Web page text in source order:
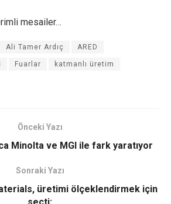
mesailer…
Ali Tamer Ardıç ARED
Fuarlar katmanlı üretim
Önceki Yazı
Minolta ve MGI ile fark yaratıyor
Sonraki Yazı
üretimi ölçeklendirmek için
seçti: